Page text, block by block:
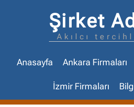
Şirket
Akılcı
Anasayfa Ankara Firmaları
İzmir Firmaları